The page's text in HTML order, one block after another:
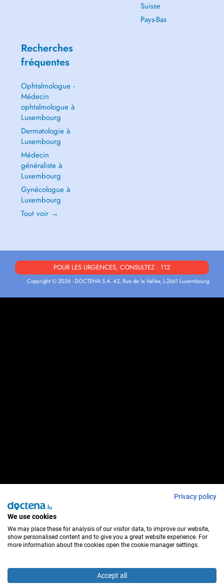
Suisse
Pays-Bas
Recherches
fréquentes
Ophtalmologue -
Médecin
ophtalmologue à
Luxembourg
Dermatologie à
Luxembourg
Médecin
généraliste à
Luxembourg
Gynécologue à
Luxembourg
Tout voir →
POUR LES URGENCES, CONSULTEZ : 112
Copyright © 2026 - DOCTENA S.A. 42, Rue de la Vallée, L-2661 Luxembourg
Privacy policy
We use cookies
We may place these for analysis of our visitor data, to improve our website,
show personalised content and to give you a great website experience. For
more information about the cookies open the cookie manager settings.
Accept all